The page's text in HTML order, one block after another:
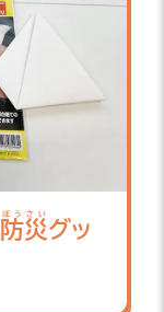
防災
ぼうさい
グッ